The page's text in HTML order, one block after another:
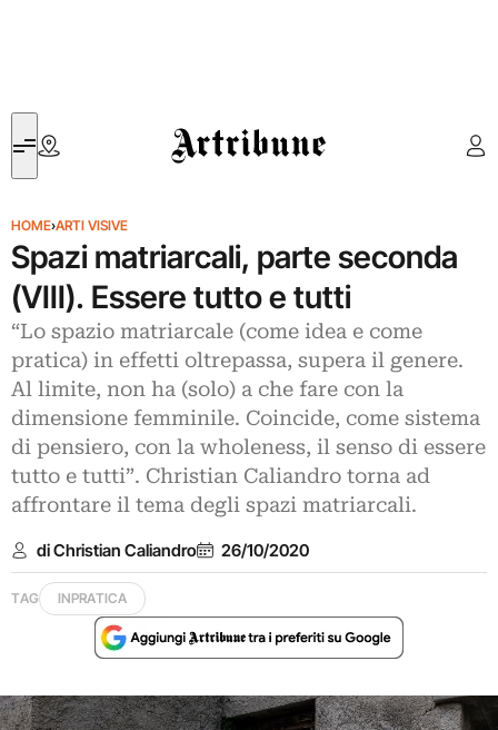
Artribune
HOME›ARTI VISIVE
Spazi matriarcali, parte seconda
(VIII). Essere tutto e tutti
“Lo spazio matriarcale (come idea e come
pratica) in effetti oltrepassa, supera il genere.
Al limite, non ha (solo) a che fare con la
dimensione femminile. Coincide, come sistema
di pensiero, con la wholeness, il senso di essere
tutto e tutti”. Christian Caliandro torna ad
affrontare il tema degli spazi matriarcali.
di Christian Caliandro 26/10/2020
TAG INPRATICA